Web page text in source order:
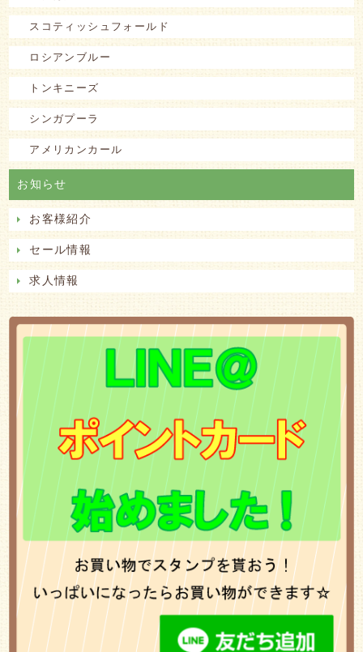
スコティッシュフォールド
ロシアンブルー
トンキニーズ
シンガプーラ
アメリカンカール
お知らせ
お客様紹介
セール情報
求人情報